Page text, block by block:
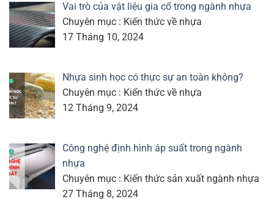
Vai trò của vật liệu gia cố trong ngành nhựa
Chuyên mục : Kiến thức về nhựa
17 Tháng 10, 2024
Nhựa sinh học có thực sự an toàn không?
Chuyên mục : Kiến thức về nhựa
12 Tháng 9, 2024
Công nghệ định hình áp suất trong ngành
nhựa
Chuyên mục : Kiến thức sản xuất ngành nhựa
27 Tháng 8, 2024